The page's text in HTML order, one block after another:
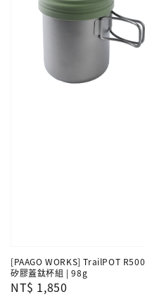
[PAAGO WORKS] TrailPOT R500
矽膠蓋鈦杯組 | 98g
Regular
NT$ 1,850